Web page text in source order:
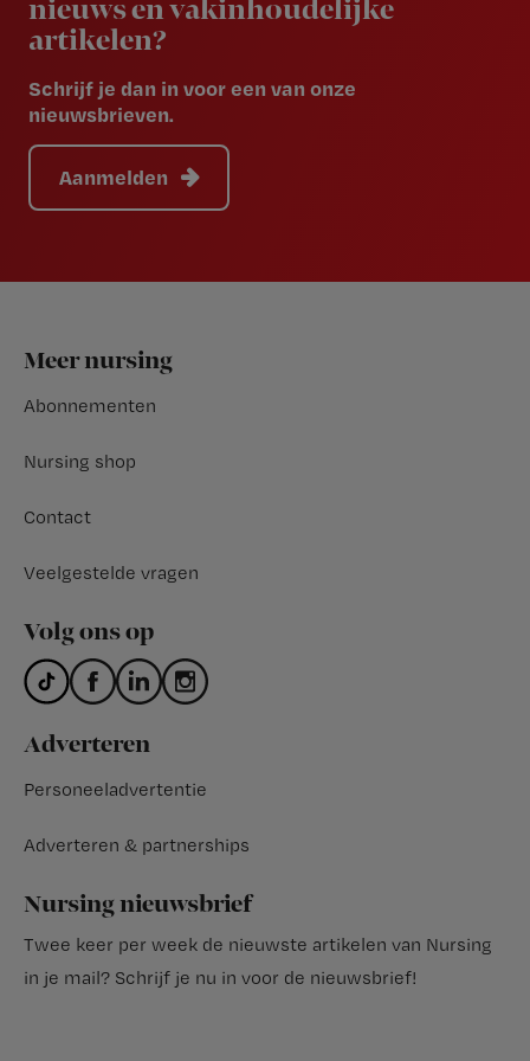
nieuws en vakinhoudelijke
artikelen?
Schrijf je dan in voor een van onze
nieuwsbrieven.
Aanmelden
Footer
Meer nursing
Abonnementen
Nursing shop
Contact
Veelgestelde vragen
Volg ons op
Adverteren
Personeeladvertentie
Adverteren & partnerships
Nursing nieuwsbrief
Twee keer per week de nieuwste artikelen van Nursing
in je mail? Schrijf je nu in voor de nieuwsbrief!